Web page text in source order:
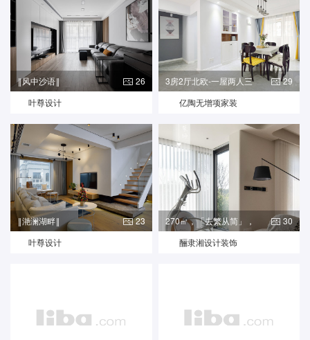
‖风中沙语‖
26
叶尊设计
3房2厅北欧-一屋两人三
餐四季
29
亿陶无增项家装
‖滟澜湖畔‖
23
叶尊设计
270㎡，「去繁从简」，
解锁高
30
酾隶湘设计装饰